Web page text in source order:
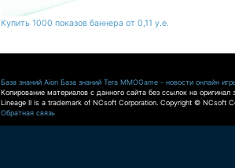
Купить 1000 показов баннера от 0,11 у.е.
База знаний Aion База знаний Tera MMOGame - новости онлайн
Копирование материалов с данного сайта без ссылок на оригинал
Lineage II is a trademark of NCsoft Corporation. Copyright © NCsoft
Обратная связь